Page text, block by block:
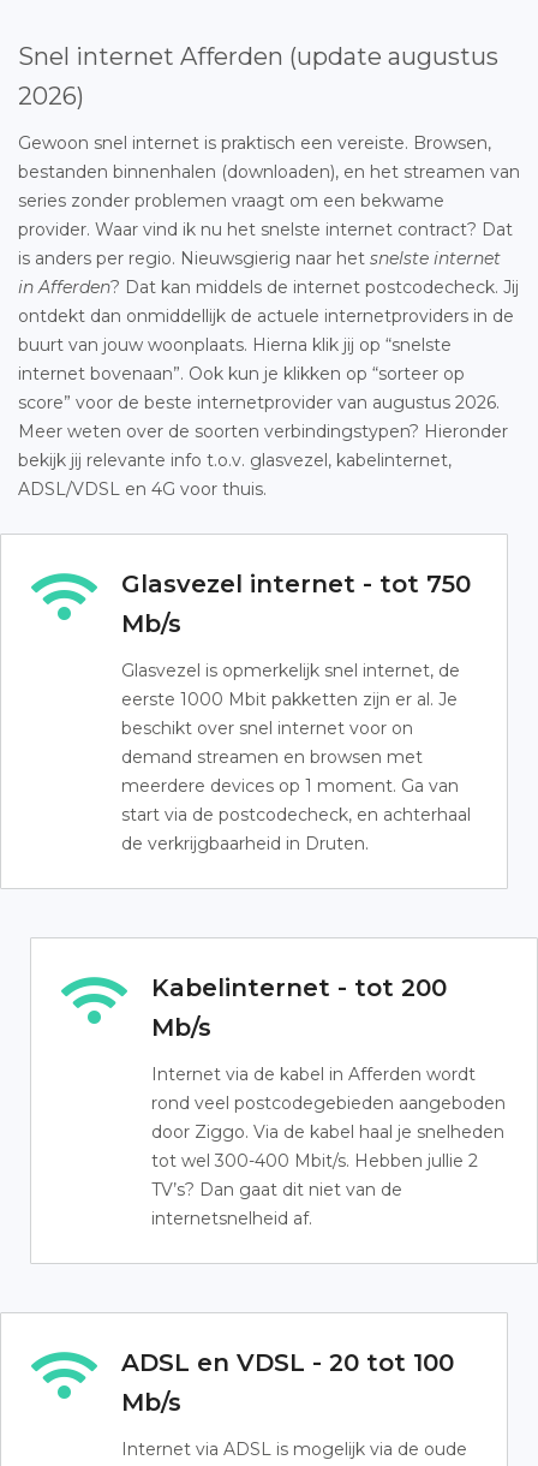
Snel internet Afferden (update augustus
2026)
Gewoon snel internet is praktisch een vereiste. Browsen,
bestanden binnenhalen (downloaden), en het streamen van
series zonder problemen vraagt om een bekwame
provider. Waar vind ik nu het snelste internet contract? Dat
is anders per regio. Nieuwsgierig naar het snelste internet
in Afferden? Dat kan middels de internet postcodecheck. Jij
ontdekt dan onmiddellijk de actuele internetproviders in de
buurt van jouw woonplaats. Hierna klik jij op “snelste
internet bovenaan”. Ook kun je klikken op “sorteer op
score” voor de beste internetprovider van augustus 2026.
Meer weten over de soorten verbindingstypen? Hieronder
bekijk jij relevante info t.o.v. glasvezel, kabelinternet,
ADSL/VDSL en 4G voor thuis.
Glasvezel internet - tot 750
Mb/s
Glasvezel is opmerkelijk snel internet, de
eerste 1000 Mbit pakketten zijn er al. Je
beschikt over snel internet voor on
demand streamen en browsen met
meerdere devices op 1 moment. Ga van
start via de postcodecheck, en achterhaal
de verkrijgbaarheid in Druten.
Kabelinternet - tot 200
Mb/s
Internet via de kabel in Afferden wordt
rond veel postcodegebieden aangeboden
door Ziggo. Via de kabel haal je snelheden
tot wel 300-400 Mbit/s. Hebben jullie 2
TV’s? Dan gaat dit niet van de
internetsnelheid af.
ADSL en VDSL - 20 tot 100
Mb/s
Internet via ADSL is mogelijk via de oude